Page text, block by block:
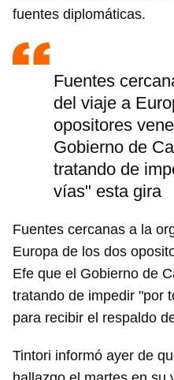
fuentes diplomáticas.
Fuentes
del viaje a
opositores
Gobierno de
tratando de
vías" esta gira
Fuentes cercanas a la
Europa de los dos
Efe que el Gobierno de
tratando de impedir "por
para recibir el respaldo
Tintori informó ayer de